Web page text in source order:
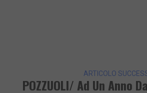
ARTICOLO
POZZUOLI/ Ad Un Anno